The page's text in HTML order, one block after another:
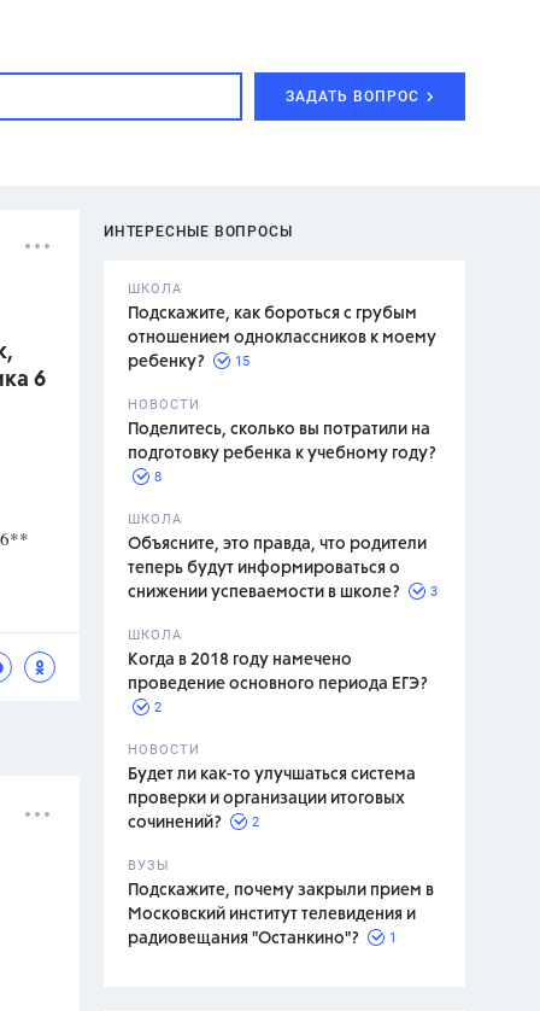
ЗАДАТЬ ВОПРОС
Л.С.,
ИНТЕРЕСНЫЕ ВОПРОСЫ
ШКОЛА
Подскажите, как бороться с грубым
отношением одноклассников к моему
ребенку?
15
НОВОСТИ
Поделитесь, сколько вы потратили на
подготовку ребенка к учебному году?
8
ШКОЛА
Объясните, это правда, что родители
теперь будут информироваться о
снижении успеваемости в школе?
3
ШКОЛА
Когда в 2018 году намечено
проведение основного периода ЕГЭ?
2
НОВОСТИ
Будет ли как-то улучшаться система
проверки и организации итоговых
сочинений?
2
ВУЗЫ
Подскажите, почему закрыли прием в
Московский институт телевидения и
радиовещания "Останкино"?
1
6
6**